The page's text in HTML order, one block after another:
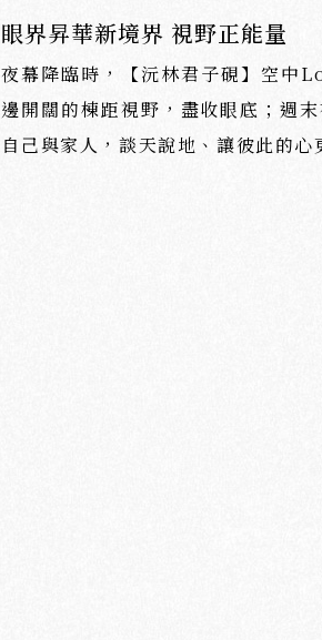
沅
美
學
PORTFOLIO
眼界昇華新境界 視野正能量
夜幕降臨時，【沅林君子硯】空中
邊開闊的棟距視野，盡收眼底；週
自己與家人，談天說地、讓彼此的